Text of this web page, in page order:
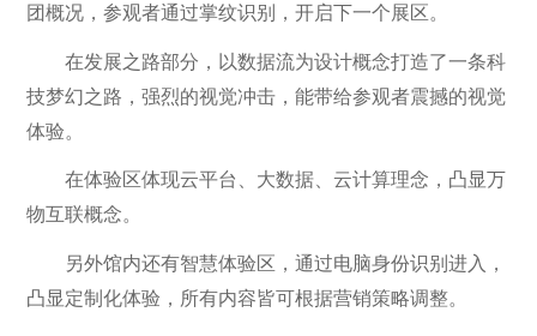
团概况，参观者通过掌纹识别，开启下一个展区。
在发展之路部分，以数据流为设计概念打造了一条科
技梦幻之路，强烈的视觉冲击，能带给参观者震撼的视觉
体验。
在体验区体现云平台、大数据、云计算理念，凸显万
物互联概念。
另外馆内还有智慧体验区，通过电脑身份识别进入，
凸显定制化体验，所有内容皆可根据营销策略调整。